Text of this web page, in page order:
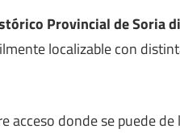
Provincial de Soria
localizable con
acceso donde se puede